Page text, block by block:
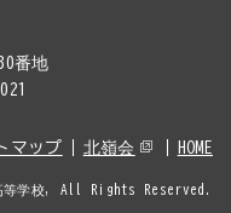
番地
マップ 北嶺会 HOME
等学校, All Rights Reserved.